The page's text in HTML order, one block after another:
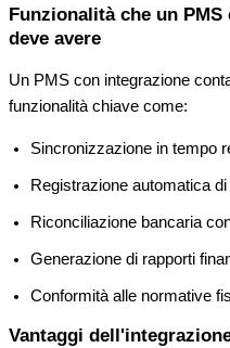
Funzionalità che un
deve avere
Un PMS con integrazione
funzionalità chiave come:
Sincronizzazione in tempo
Registrazione automatica
Riconciliazione bancaria
Generazione di rapporti
Conformità alle normative
Vantaggi